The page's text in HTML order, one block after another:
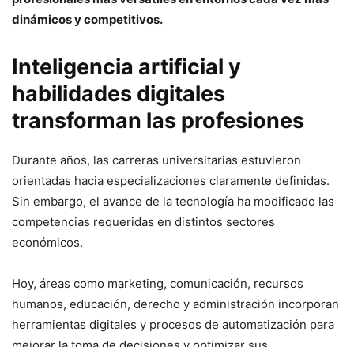
dinámicos y competitivos.
Inteligencia artificial y
habilidades digitales
transforman las profesiones
Durante años, las carreras universitarias estuvieron
orientadas hacia especializaciones claramente definidas.
Sin embargo, el avance de la tecnología ha modificado las
competencias requeridas en distintos sectores
económicos.
Hoy, áreas como marketing, comunicación, recursos
humanos, educación, derecho y administración incorporan
herramientas digitales y procesos de automatización para